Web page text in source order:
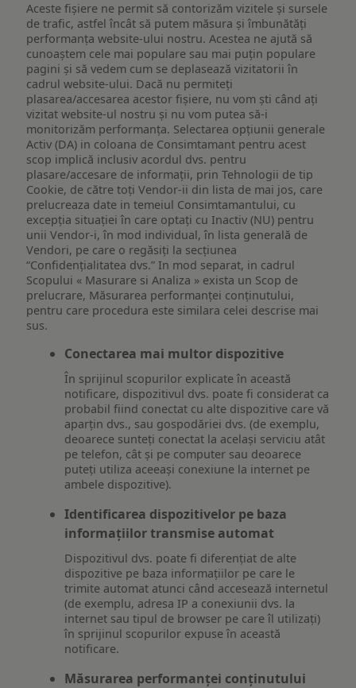
Aceste fișiere ne permit să contorizăm vizitele și sursele
de trafic, astfel încât să putem măsura și îmbunătăți
performanța website-ului nostru. Acestea ne ajută să
cunoaștem cele mai populare sau mai puțin populare
pagini și să vedem cum se deplasează vizitatorii în
cadrul website-ului. Dacă nu permiteți
plasarea/accesarea acestor fișiere, nu vom ști când ați
vizitat website-ul nostru și nu vom putea să-i
monitorizăm performanța. Selectarea opțiunii generale
Activ (DA) in coloana de Consimtamant pentru acest
scop implică inclusiv acordul dvs. pentru
plasare/accesare de informații, prin Tehnologii de tip
Cookie, de către toți Vendor-ii din lista de mai jos, care
prelucreaza date in temeiul Consimtamantului, cu
excepția situației în care optați cu Inactiv (NU) pentru
unii Vendor-i, în mod individual, în lista generală de
Vendori, pe care o regăsiți la secțiunea
“Confidențialitatea dvs.” In mod separat, in cadrul
Scopului « Masurare si Analiza » exista un Scop de
prelucrare, Măsurarea performanței conținutului,
pentru care procedura este similara celei descrise mai
sus.
Conectarea mai multor dispozitive
În sprijinul scopurilor explicate în această
notificare, dispozitivul dvs. poate fi considerat ca
probabil fiind conectat cu alte dispozitive care vă
aparțin dvs., sau gospodăriei dvs. (de exemplu,
deoarece sunteți conectat la același serviciu atât
pe telefon, cât și pe computer sau deoarece
puteți utiliza aceeași conexiune la internet pe
ambele dispozitive).
Identificarea dispozitivelor pe baza
informațiilor transmise automat
Dispozitivul dvs. poate fi diferențiat de alte
dispozitive pe baza informațiilor pe care le
trimite automat atunci când accesează internetul
(de exemplu, adresa IP a conexiunii dvs. la
internet sau tipul de browser pe care îl utilizați)
în sprijinul scopurilor expuse în această
notificare.
Măsurarea performanței conținutului